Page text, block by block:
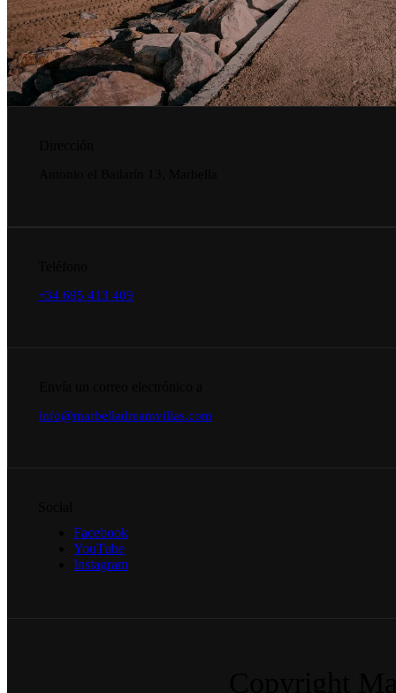
+34 695 413 409
info@marbelladreamvillas.com
Facebook
YouTube
Instagram